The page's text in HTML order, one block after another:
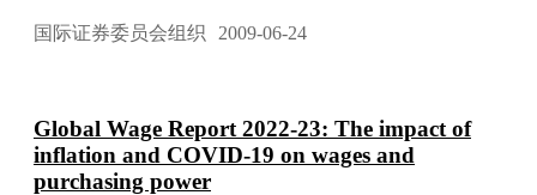
国际证券委员会组织 2009-06-24
Global Wage Report 2022-23: The impact of
inflation and COVID-19 on wages and
purchasing power